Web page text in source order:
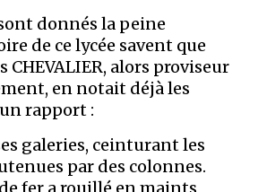
donnés la peine
de ce lycée savent que
CHEVALIER, alors proviseur
en notait déjà les
rapport :
galeries, ceinturant les
par des colonnes.